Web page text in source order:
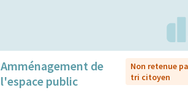
Amménagement de
l'espace public
Non retenue
tri citoyen